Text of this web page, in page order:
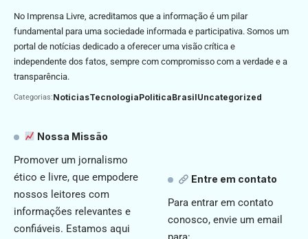
No Imprensa Livre, acreditamos que a informação é um pilar
fundamental para uma sociedade informada e participativa. Somos um
portal de notícias dedicado a oferecer uma visão crítica e
independente dos fatos, sempre com compromisso com a verdade e a
transparência.
Categorias:NoticiasTecnologiaPoliticaBrasilUncategorized
Nossa Missão
Promover um jornalismo
ético e livre, que empodere
nossos leitores com
informações relevantes e
confiáveis. Estamos aqui
Entre em contato
Para entrar em contato
conosco, envie um email